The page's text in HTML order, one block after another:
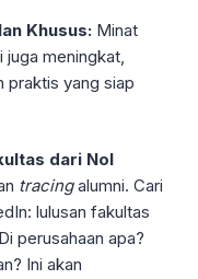
Khusus: Minat
meningkat,
praktis yang siap
dari Nol
tracingalumni. Cari
lulusan fakultas
perusahaan apa?
Ini akan